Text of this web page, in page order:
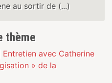
au sortir de (...)
thème
Entretien avec Catherine
» de la